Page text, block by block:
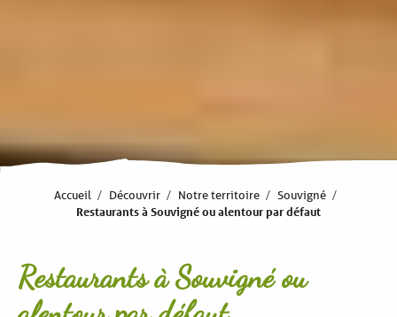
Accueil Découvrir Notre territoire Souvigné
Restaurants à Souvigné ou alentour par défaut
Restaurants à Souvigné ou